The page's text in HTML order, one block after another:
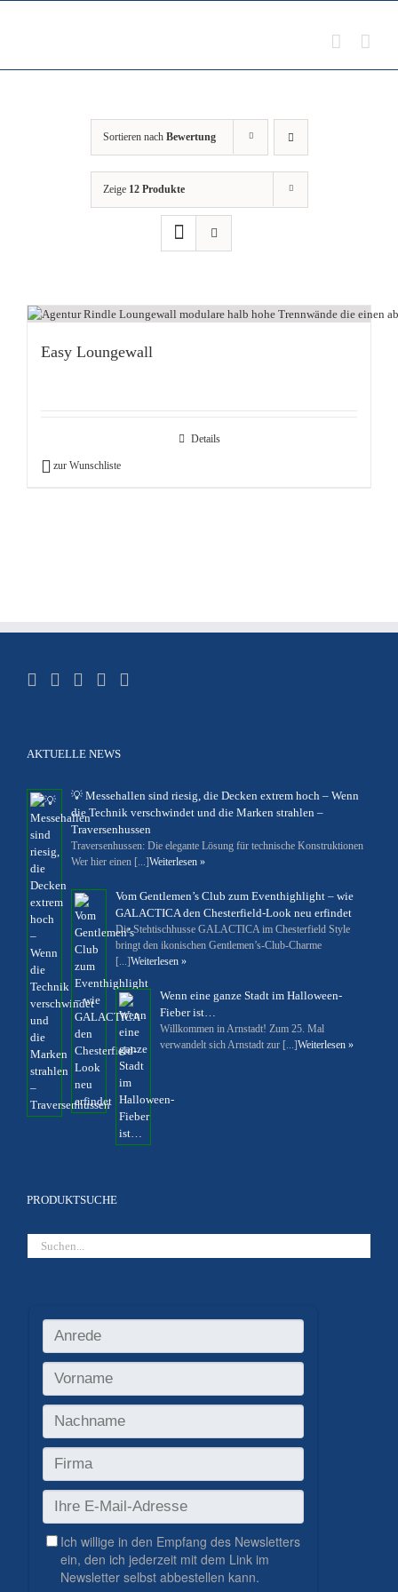
Sortieren nach Bewertung
Zeige 12 Produkte
Easy Loungewall
Details
zur Wunschliste
AKTUELLE NEWS
💡 Messehallen sind riesig, die Decken extrem hoch – Wenn
die Technik verschwindet und die Marken strahlen –
Traversenhussen
Traversenhussen: Die elegante Lösung für technische Konstruktionen
Wer hier einen [...]Weiterlesen »
Vom Gentlemen’s Club zum Eventhighlight – wie
GALACTICA den Chesterfield-Look neu erfindet
Die Stehtischhusse GALACTICA im Chesterfield Style
bringt den ikonischen Gentlemen’s-Club-Charme
[...]Weiterlesen »
Wenn eine ganze Stadt im Halloween-
Fieber ist…
Willkommen in Arnstadt! Zum 25. Mal
verwandelt sich Arnstadt zur [...]Weiterlesen »
PRODUKTSUCHE